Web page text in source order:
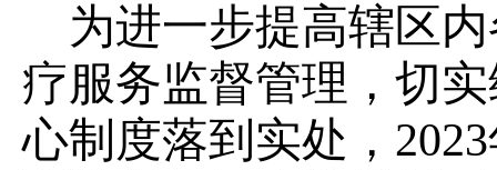
为进一步提高辖区
疗服务监督管理，切
心制度落到实处，